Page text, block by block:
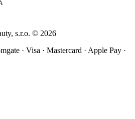
s.r.o. © 2026
· Visa · Mastercard · Apple Pay ·